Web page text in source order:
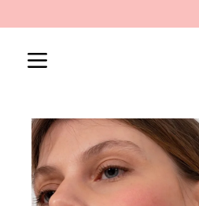
al
contenido